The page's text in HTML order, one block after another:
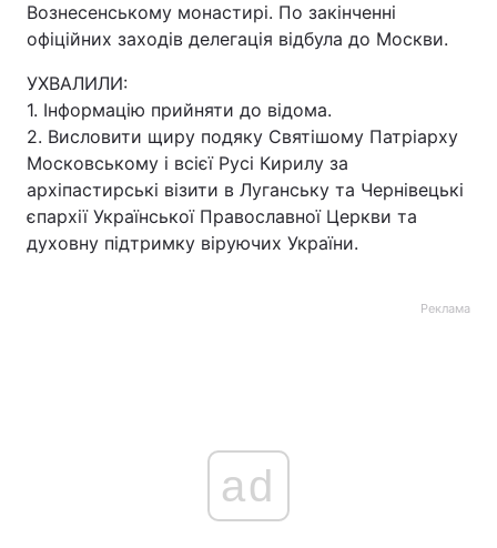
Вознесенському монастирі. По закінченні
офіційних заходів делегація відбула до Москви.
УХВАЛИЛИ:
1. Інформацію прийняти до відома.
2. Висловити щиру подяку Святішому Патріарху
Московському і всієї Русі Кирилу за
архіпастирські візити в Луганську та Чернівецькі
єпархії Української Православної Церкви та
духовну підтримку віруючих України.
Реклама
ad